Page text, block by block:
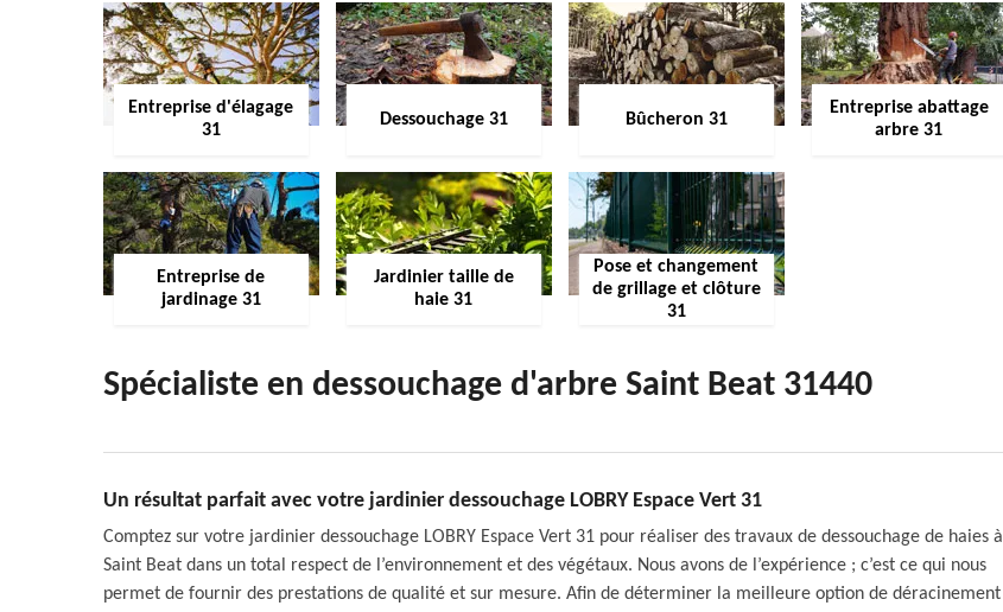
Entreprise d'élagage
31
Dessouchage 31 Bûcheron 31
Entreprise abattage
arbre 31
Entreprise de
jardinage 31
Jardinier taille de
haie 31
Pose et changement
de grillage et clôture
31
Spécialiste en dessouchage d'arbre Saint Beat 31440
Un résultat parfait avec votre jardinier dessouchage LOBRY Espace Vert 31
Comptez sur votre jardinier dessouchage LOBRY Espace Vert 31 pour réaliser des travaux de dessouchage de haies à
Saint Beat dans un total respect de l’environnement et des végétaux. Nous avons de l’expérience ; c’est ce qui nous
permet de fournir des prestations de qualité et sur mesure. Afin de déterminer la meilleure option de déracinement